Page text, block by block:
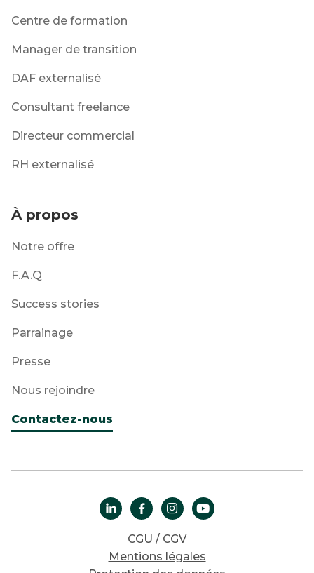
Centre de formation
Manager de transition
DAF externalisé
Consultant freelance
Directeur commercial
RH externalisé
À propos
Notre offre
F.A.Q
Success stories
Parrainage
Presse
Nous rejoindre
Contactez-nous
Mentions légales
CGU / CGV
   